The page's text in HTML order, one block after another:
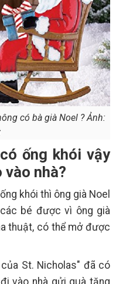
có bà già Noel ? Ảnh:
ống khói vậy
nhà?
khói thì ông già Noel
bé được vì ông già
thuật, có thể mở được
St. Nicholas" đã có
vào nhà gửi quà tặng